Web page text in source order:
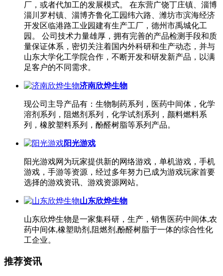
厂，或者代加工的发展模式。 在东营广饶丁庄镇、淄博
淄川罗村镇、淄博齐鲁化工园纬六路、潍坊市滨海经济
开发区临港路工业园建有生产工厂，德州市禹城化工
园。 公司技术力量雄厚，拥有完善的产品检测手段和质
量保证体系，密切关注着国内外科研和生产动态，并与
山东大学化工学院合作，不断开发和研发新产品，以满
足客户的不同需求。
济南欣烨生物
现公司主导产品有：生物制药系列，医药中间体，化学
溶剂系列，阻燃剂系列，化学试剂系列，颜料燃料系
列，橡胶塑料系列，酚醛树脂等系列产品。
阳光游戏
阳光游戏网为玩家提供新的网络游戏，单机游戏，手机
游戏，手游等资源，经过多年努力已成为游戏玩家首要
选择的游戏资讯、游戏资源网站。
山东欣烨生物
山东欣烨生物是一家集科研，生产，销售医药中间体,农
药中间体,橡塑助剂,阻燃剂,酚醛树脂于一体的综合性化
工企业。
推荐资讯